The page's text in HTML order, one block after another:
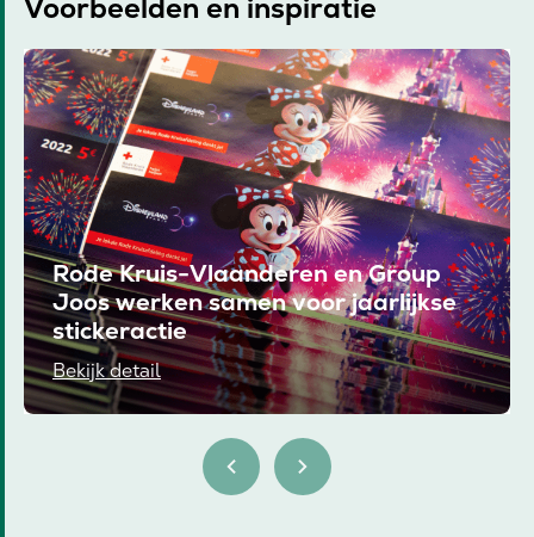
Voorbeelden en inspiratie
Rode Kruis-Vlaanderen en Group
Joos werken samen voor jaarlijkse
stickeractie
Bekijk detail